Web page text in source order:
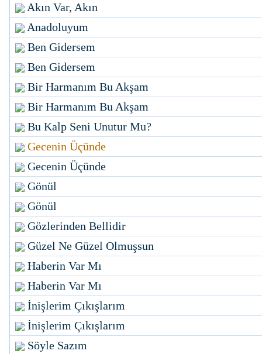
Akın Var, Akın
Anadoluyum
Ben Gidersem
Ben Gidersem
Bir Harmanım Bu Akşam
Bir Harmanım Bu Akşam
Bu Kalp Seni Unutur Mu?
Gecenin Üçünde
Gecenin Üçünde
Gönül
Gönül
Gözlerinden Bellidir
Güzel Ne Güzel Olmuşsun
Haberin Var Mı
Haberin Var Mı
İnişlerim Çıkışlarım
İnişlerim Çıkışlarım
Söyle Sazım